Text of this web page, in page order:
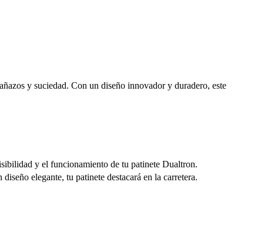
y suciedad. Con un diseño innovador y duradero, este
y el funcionamiento de tu patinete Dualtron.
elegante, tu patinete destacará en la carretera.